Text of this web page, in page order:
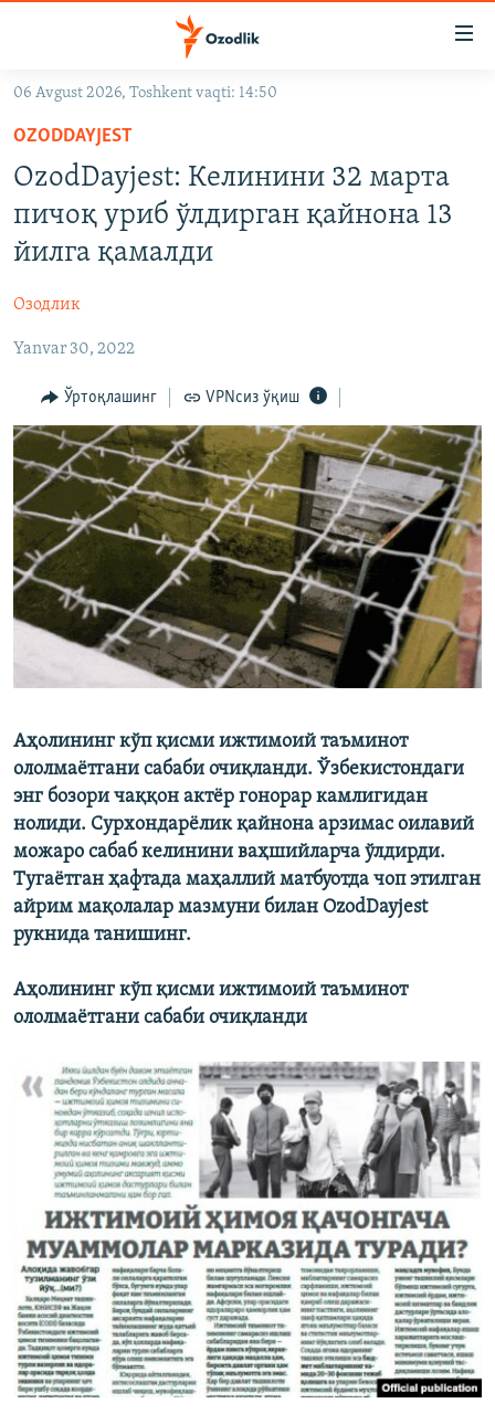
Асосий
навигацияга
ўтинг
Қидиришга
ўтинг
OZODVIDEO
OZODARXIV
На русском
ИЖТИМОИЙ ТАРМОҚЛАР
Озодлик бошқа тилларда
06 Avgust 2026, Toshkent vaqti: 14:50
OZODDAYJEST
OzodDayjest: Келинини 32 марта
пичоқ уриб ўлдирган қайнона 13
йилга қамалди
Озодлик
Yanvar 30, 2022
Ўртоқлашинг VPNсиз ўқиш
Аҳолининг кўп қисми ижтимоий таъминот
ололмаётгани сабаби очиқланди. Ўзбекистондаги
энг бозори чаққон актёр гонорар камлигидан
нолиди. Сурхондарёлик қайнона арзимас оилавий
можаро сабаб келинини ваҳшийларча ўлдирди.
Тугаётган ҳафтада маҳаллий матбуотда чоп этилган
айрим мақолалар мазмуни билан OzodDayjest
рукнида танишинг.
Аҳолининг кўп қисми ижтимоий таъминот
ололмаётгани сабаби очиқланди